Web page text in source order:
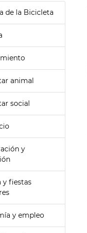
de la Bicicleta
animal
social
y
y fiestas
y empleo